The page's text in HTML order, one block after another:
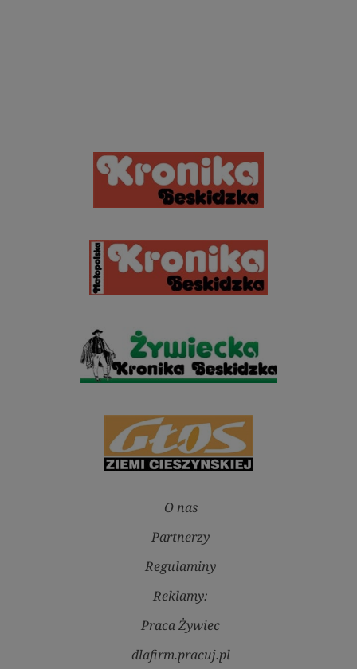
O nas
Partnerzy
Regulaminy
Reklamy:
Praca Żywiec
dlafirm.pracuj.pl